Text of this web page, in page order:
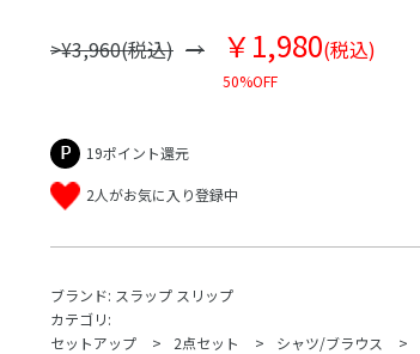
>¥3,960(税込) ￥1,980(税込)
50%OFF
19ポイント還元
2人がお気に入り登録中
ブランド: スラップ スリップ
カテゴリ:
セットアップ
2点セット シャツ/ブラウス